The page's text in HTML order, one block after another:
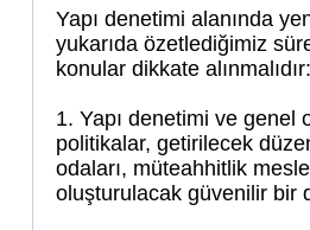
Yapı denetimi alanında
yukarıda özetlediğimiz
konular dikkate alınmalıdır:
1. Yapı denetimi ve genel
politikalar, getirilecek
odaları, müteahhitlik
oluşturulacak güvenilir bir